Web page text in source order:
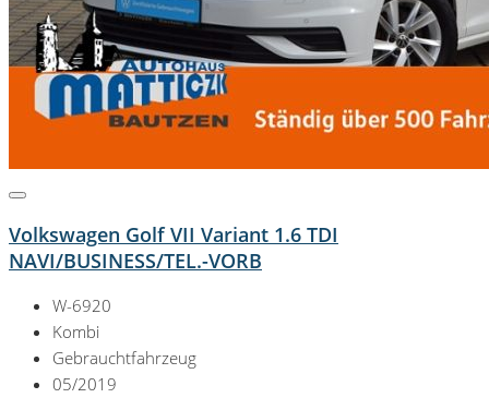
Volkswagen Golf VII Variant 1.6 TDI
NAVI/BUSINESS/TEL.-VORB
W-6920
Kombi
Gebrauchtfahrzeug
05/2019